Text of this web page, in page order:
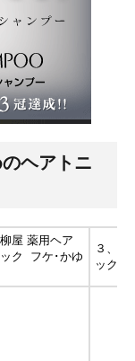
ヘアトニ
屋 薬用ヘア
ック フケ･かゆ
３、柳
ック